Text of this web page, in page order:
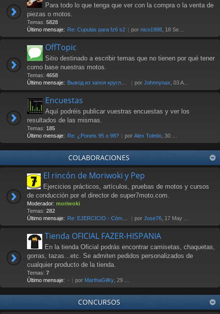
Para todo lo que tenga que ver con la compra o la venta de
piezas o motos.
Temas: 5828
Último mensaje: Re: Cupulas para fz6 s2 por nico1988 , 18 Sep 2025 07:03
OffTopic
Sitio destinado a escribir temas que no tienen por qué tener
como base nuestras motos.
Temas: 4658
Último mensaje: Вывод из запоя круглосуточно … por Johnnynax , 03 Ago 2026 17:29
Encuestas
Aquí podréis publicar vuestras encuestas y ver los
resultados de las mismas.
Temas: 185
Último mensaje: Re: ¿Poneis 95 o 98? por Alex Toledo , 30 Oct 2021 23:23
COLABORACIONES
El rincón de Moriwoki y Pep
Ejercicios prácticos, artículos, pruebas de motos y cursos
de conducción por el director de super7moto.com.
Moderador: moriwoki
Temas: 282
Último mensaje: Re: EJERCICIO - Cómo frenar. … por Jose76 , 17 May 2018 00:17
Tienda OFICIAL FAZER-HISPANIA
En la tienda Oficial podrás encontrar camisetas, chaquetas,
gorras, tazas...etc. Se admiten pedidos personalizados de
cualquier producto de la tienda.
Temas: 7
Último mensaje: - por MarthaGilKy , 29 Jul 2026 12:38
CONCURSOS